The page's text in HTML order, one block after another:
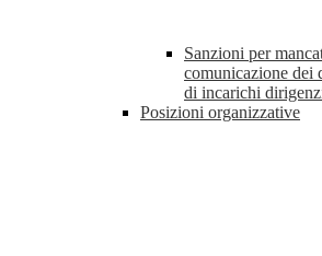
Sanzioni per
comunicazione dei
di incarichi
Posizioni organizzative